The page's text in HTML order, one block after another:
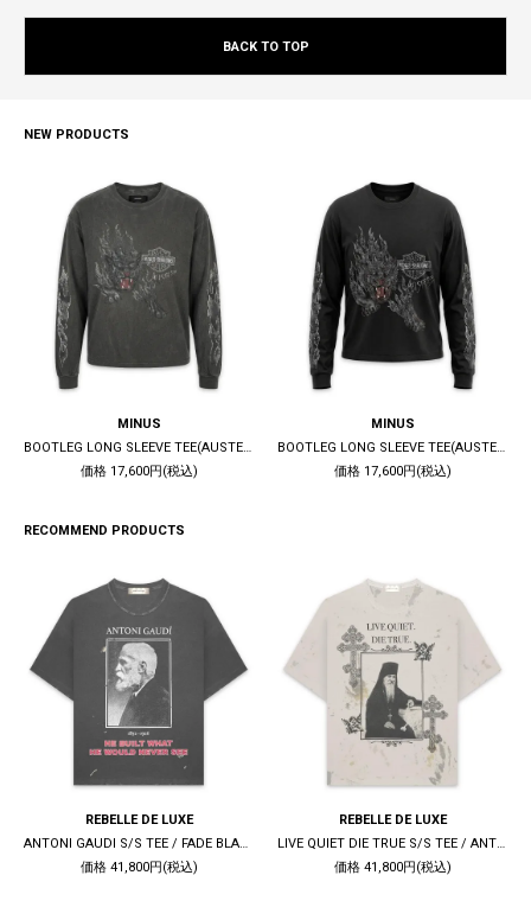
BACK TO TOP
NEW PRODUCTS
MINUS
BOOTLEG LONG SLEEVE TEE(AUSTERE) / 10YEARS BLACK
価格 17,600円(税込)
MINUS
BOOTLEG LONG SLEEVE TEE(AUSTERE) / 5YEARS BLACK
価格 17,600円(税込)
RECOMMEND PRODUCTS
REBELLE DE LUXE
ANTONI GAUDI S/S TEE / FADE BLACK
価格 41,800円(税込)
REBELLE DE LUXE
LIVE QUIET DIE TRUE S/S TEE / ANTIQUE WHITE
価格 41,800円(税込)